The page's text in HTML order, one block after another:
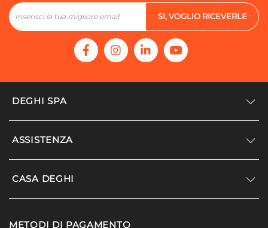
SI, VOGLIO RICEVERLE
DEGHI SPA
Accedi/Registrati
Modello organizzativo e codice etico
ASSISTENZA
Supporto
CASA DEGHI
METODI DI PAGAMENTO